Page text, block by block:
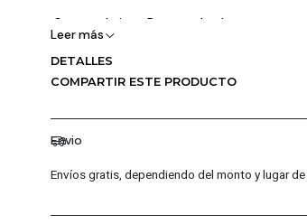
¡Características Destacadas:!
Rendimiento Y Comodidad:
Evaporación Y Manteniéndote Fresco Y
Una Sensación De Confort Durante Todo El
Transpirabilidad Y Frescura:
Leer más
DETALLES
COMPARTIR ESTE PRODUCTO
Envio
Envíos gratis, dependiendo del monto y lugar